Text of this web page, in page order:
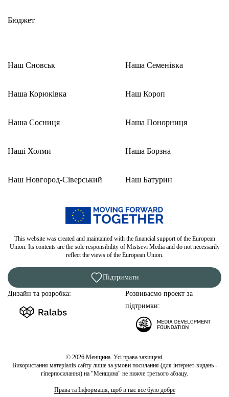
Бюджет
Наш Сновськ
Наша Корюківка
Наша Сосниця
Наші Холми
Наш Новгород-Сіверський
Наша Семенівка
Наш Короп
Наша Понорниця
Наша Борзна
Наш Батурин
This website was created and maintained with the financial support of the European
Union. Its contents are the sole responsibility of Mistsevi Media and do not necessarily
reflect the views of the European Union.
Підтримати
Дизайн та розробка:
Розвиваємо проект за
підтримки:
© 2026 Менщина. Усі права захищені.
Використання матеріалів сайту лише за умови посилання (для інтернет-видань -
гіперпосилання) на "Менщина" не нижче третього абзацу.
Права та Інформація, щоб в нас все було добре